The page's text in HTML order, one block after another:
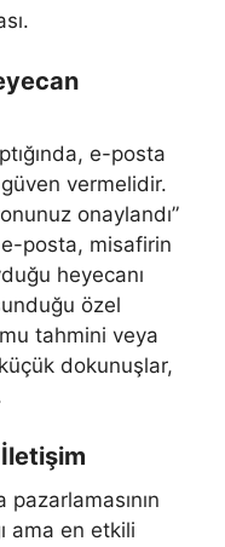
e-posta
vermelidir.
onaylandı”
posta, misafirin
heyecanı
özel
tahmini veya
dokunuşlar,
İletişim
ama en etkili